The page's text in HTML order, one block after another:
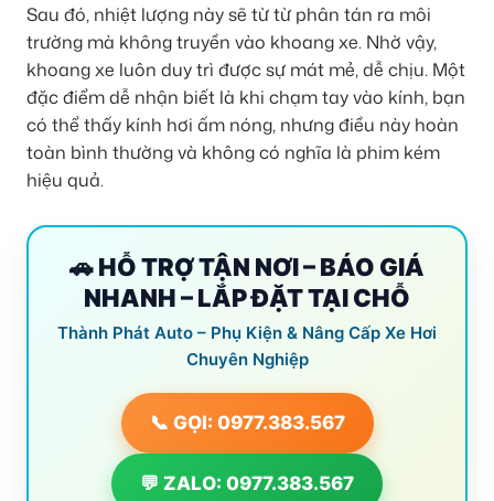
Sau đó, nhiệt lượng này sẽ từ từ phân tán ra môi
trường mà không truyền vào khoang xe. Nhờ vậy,
khoang xe luôn duy trì được sự mát mẻ, dễ chịu. Một
đặc điểm dễ nhận biết là khi chạm tay vào kính, bạn
có thể thấy kính hơi ấm nóng, nhưng điều này hoàn
toàn bình thường và không có nghĩa là phim kém
hiệu quả.
🚗 HỖ TRỢ TẬN NƠI – BÁO GIÁ
NHANH – LẮP ĐẶT TẠI CHỖ
Thành Phát Auto – Phụ Kiện & Nâng Cấp Xe Hơi
Chuyên Nghiệp
📞 GỌI: 0977.383.567
💬 ZALO: 0977.383.567